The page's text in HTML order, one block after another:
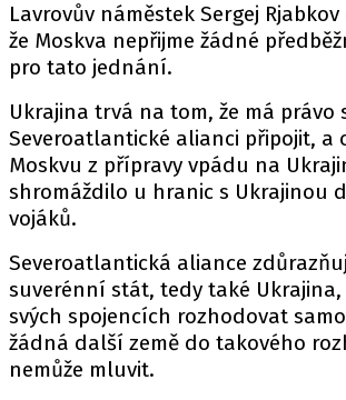
Lavrovův náměstek Sergej
že Moskva nepřijme žádné
pro tato jednání.
Ukrajina trvá na tom, že má právo
Severoatlantické alianci připojit, a
Moskvu z přípravy vpádu na
shromáždilo u hranic s Ukrajinou
vojáků.
Severoatlantická aliance
suverénní stát, tedy také Ukrajina,
svých spojencích rozhodovat
žádná další země do takového
nemůže mluvit.